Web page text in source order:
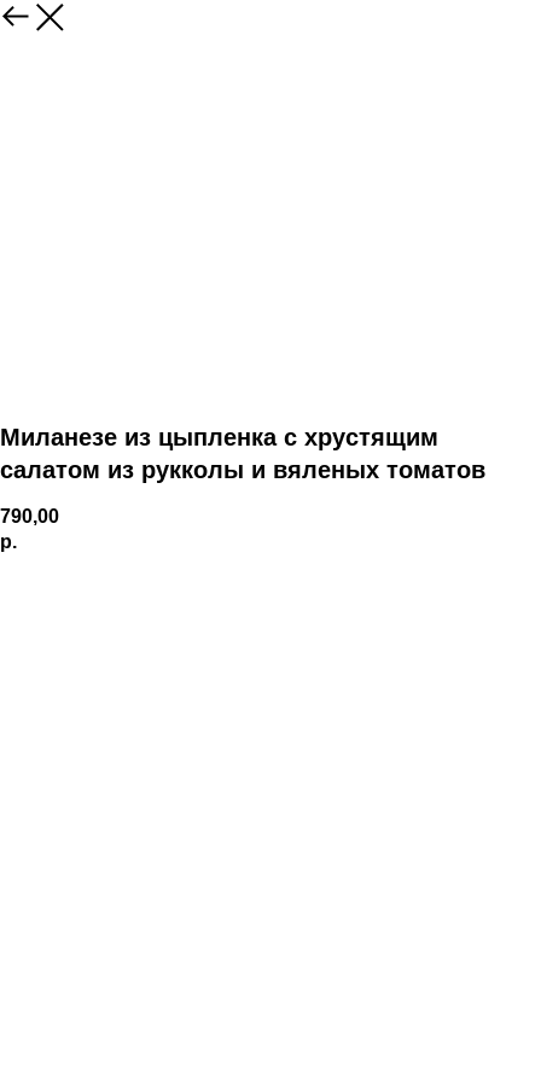
Миланезе из цыпленка с хрустящим
салатом из рукколы и вяленых томатов
790,00
р.